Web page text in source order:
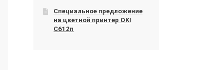
Специальное предложение
на цветной принтер OKI
C612n